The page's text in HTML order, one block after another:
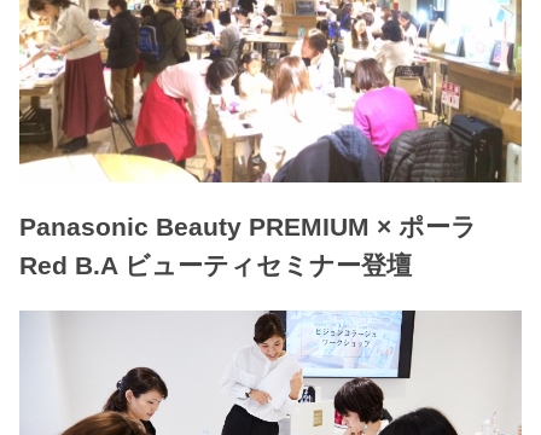
Panasonic Beauty PREMIUM × ポーラ
Red B.A ビューティセミナー登壇